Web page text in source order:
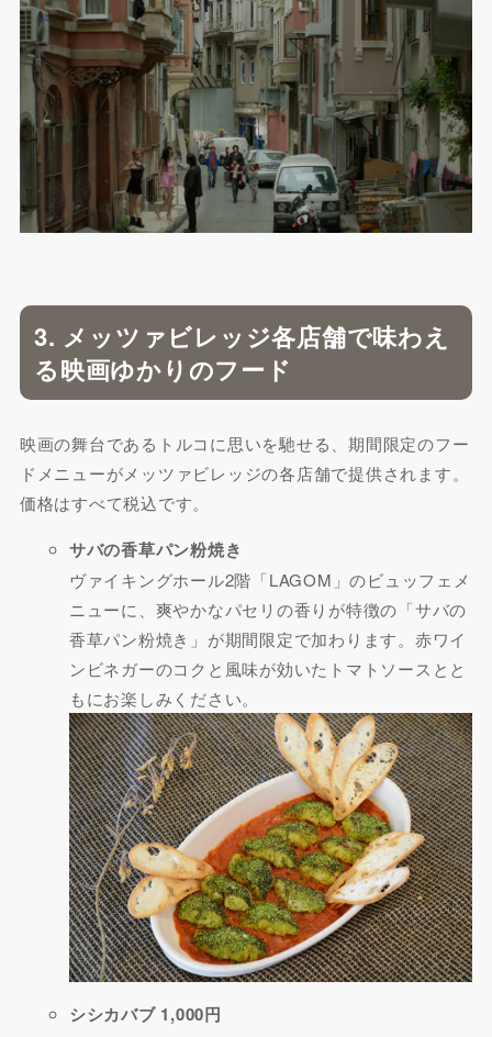
3. メッツァビレッジ各店舗で味わえ
る映画ゆかりのフード
映画の舞台であるトルコに思いを馳せる、期間限定のフー
ドメニューがメッツァビレッジの各店舗で提供されます。
価格はすべて税込です。
サバの香草パン粉焼き
ヴァイキングホール2階「LAGOM」のビュッフェメ
ニューに、爽やかなパセリの香りが特徴の「サバの
香草パン粉焼き」が期間限定で加わります。赤ワイ
ンビネガーのコクと風味が効いたトマトソースとと
もにお楽しみください。
シシカバブ 1,000円